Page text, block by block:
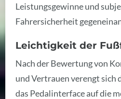
Leistungsgewinne und
Fahrersicherheit
Leichtigkeit der
Nach der Bewertung von
und Vertrauen verengt sich
das Pedalinterface auf die